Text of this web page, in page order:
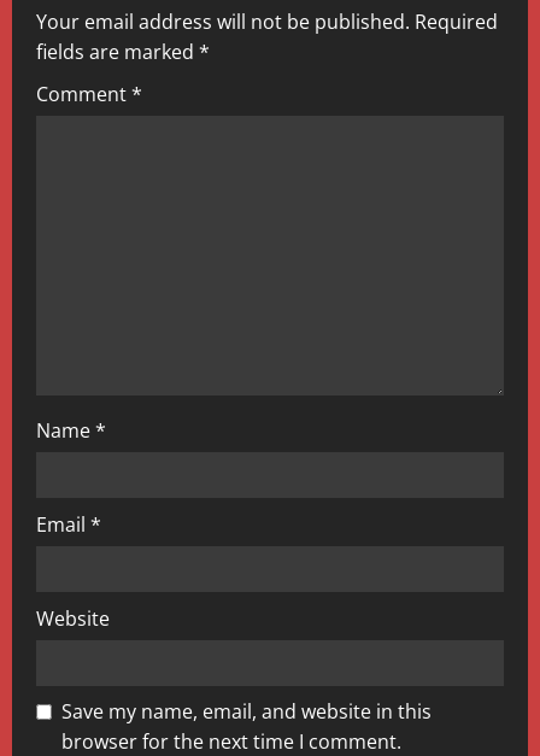
i
g
Your email address will not be published. Required
fields are marked *
Comment*
Name*
Email *
Website
Save my name, email, and website in this
browser for the next time I comment.